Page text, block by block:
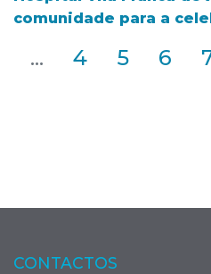
comunidade para a
... 4 5 6
CONTACTOS